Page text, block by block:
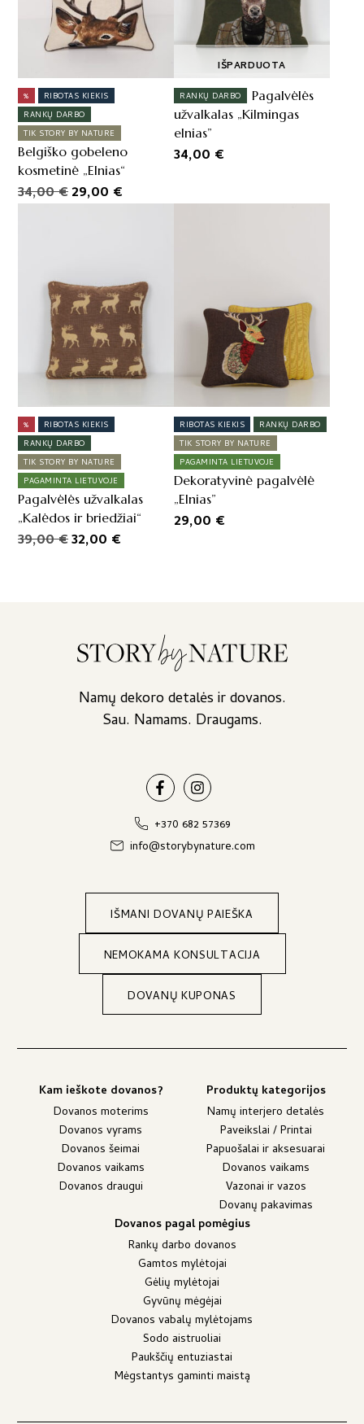
%
RIBOTAS KIEKIS
RANKŲ DARBO
TIK STORY BY NATURE
Belgiško gobeleno
kosmetinė „Elnias“
34,00€Original
29,00 €
RANKŲ DARBO
Pagalvėlės
užvalkalas „Kilmingas
elnias”
34,00 €
IŠPARDUOTA
%
RIBOTAS KIEKIS
RANKŲ DARBO
TIK STORY BY NATURE
PAGAMINTA LIETUVOJE
Pagalvėlės užvalkalas
„Kalėdos ir briedžiai“
39,00€Original
32,00 €
RIBOTAS KIEKIS
RANKŲ DARBO
TIK STORY BY NATURE
PAGAMINTA LIETUVOJE
Dekoratyvinė pagalvėlė
„Elnias”
29,00 €
Namų dekoro detalės ir dovanos.
Sau. Namams. Draugams.
+370 682 57369
info@storybynature.com
IŠMANI DOVANŲ PAIEŠKA
NEMOKAMA KONSULTACIJA
DOVANŲ KUPONAS
Kam ieškote dovanos?
Dovanos moterims
Dovanos vyrams
Dovanos šeimai
Dovanos vaikams
Dovanos draugui
Produktų kategorijos
Namų interjero detalės
Paveikslai / Printai
Papuošalai ir aksesuarai
Dovanos vaikams
Vazonai ir vazos
Dovanų pakavimas
Dovanos pagal pomėgius
Rankų darbo dovanos
Gamtos mylėtojai
Gėlių mylėtojai
Gyvūnų mėgėjai
Dovanos vabalų mylėtojams
Sodo aistruoliai
Paukščių entuziastai
Mėgstantys gaminti maistą